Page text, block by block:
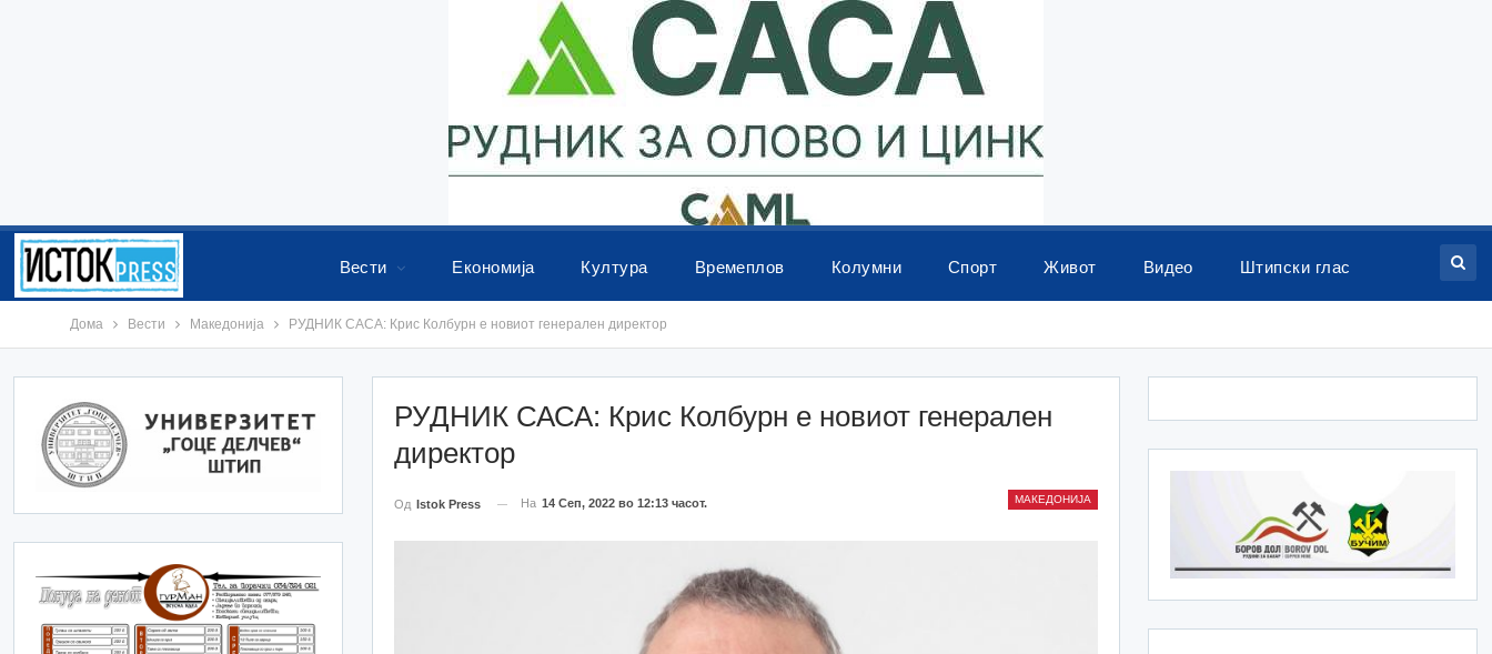
Вести Економија Култура Времеплов Колумни Спорт Живот Видео Штипски глас
Дома Вести Македонија РУДНИК САСА: Крис Колбурн е новиот генерален директор
РУДНИК САСА: Крис Колбурн е новиот генерален
директор
МАКЕДОНИЈА
Од Istok Press На 14 Сеп, 2022 во 12:13 часот.